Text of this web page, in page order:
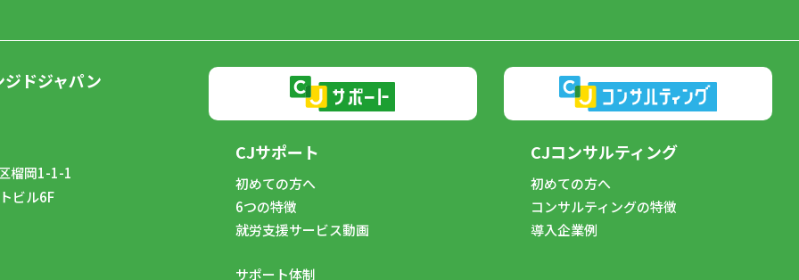
ドジャパン
榴岡1-1-1
ビル6F
CJサポート
初めての方へ
6つの特徴
就労支援サービス動画
サポート体制
CJコンサルティング
初めての方へ
コンサルティングの特徴
導入企業例